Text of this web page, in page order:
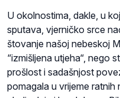
U okolnostima, dakle, u
sputava, vjerničko srce
štovanje našoj nebeskoj
“izmišljena utjeha“, nego
prošlost i sadašnjost
pomagala u vrijeme ratnih